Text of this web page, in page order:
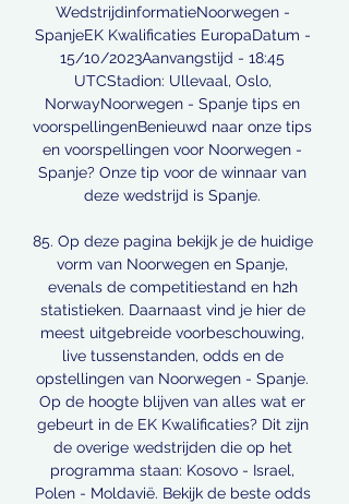
WedstrijdinformatieNoorwegen -
SpanjeEK Kwalificaties EuropaDatum -
15/10/2023Aanvangstijd - 18:45
UTCStadion: Ullevaal, Oslo,
NorwayNoorwegen - Spanje tips en
voorspellingenBenieuwd naar onze tips
en voorspellingen voor Noorwegen -
Spanje? Onze tip voor de winnaar van
deze wedstrijd is Spanje.
85. Op deze pagina bekijk je de huidige
vorm van Noorwegen en Spanje,
evenals de competitiestand en h2h
statistieken. Daarnaast vind je hier de
meest uitgebreide voorbeschouwing,
live tussenstanden, odds en de
opstellingen van Noorwegen - Spanje.
Op de hoogte blijven van alles wat er
gebeurt in de EK Kwalificaties? Dit zijn
de overige wedstrijden die op het
programma staan: Kosovo - Israel,
Polen - Moldavië. Bekijk de beste odds